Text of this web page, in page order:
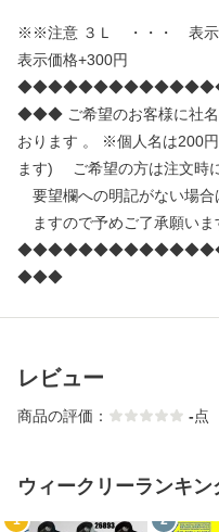
※※注意 ３Ｌ ・・・ 表示
表示価格+300円
◆◆◆ ご希望のお客様に社名
おります 。 ※個人名は200
ます) ご希望の方は注文時
要望欄への明記がない場合
ますので予めご了承願いま
◆◆◆
レビュー
商品の評価： -点
ウィークリーランキン
1 2